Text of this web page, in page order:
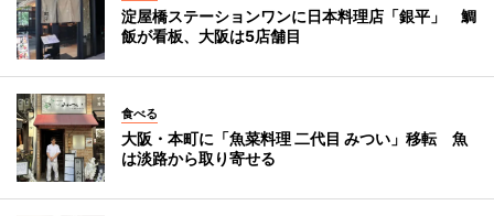
淀屋橋ステーションワンに日本料理店「銀平」 鯛
飯が看板、大阪は5店舗目
食べる
大阪・本町に「魚菜料理 二代目 みつい」移転 魚
は淡路から取り寄せる